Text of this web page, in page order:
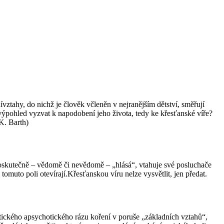
do nichž je člověk včleněn v nejranějším dětství, směřují
vyzvat k napodobení jeho života, tedy ke křesťanské víře?
Barth)
– vědomě či nevědomě – „hlásá“, vtahuje své posluchače
poli otevírají.Křesťanskou víru nelze vysvětlit, jen předat.
apsychotického rázu koření v poruše „základních vztahů“,